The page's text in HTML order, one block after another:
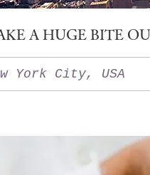
York City, USA
A HUGE BITE